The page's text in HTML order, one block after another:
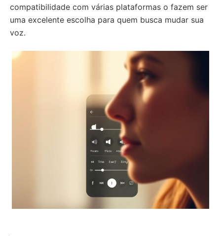
compatibilidade com várias plataformas o fazem ser
uma excelente escolha para quem busca mudar sua
voz.